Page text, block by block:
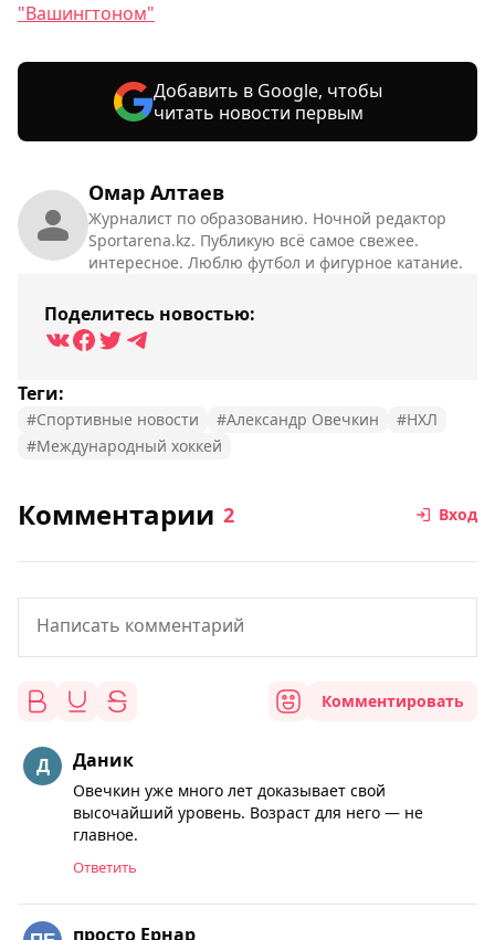
Омар Алтаев
Журналист по образованию. Ночной редактор
Sportarena.kz. Публикую всё самое свежее.
интересное. Люблю футбол и фигурное катание.
Поделитесь новостью:
Теги:
#Спортивные новости #Александр Овечкин
#НХЛ
#Международный хоккей
"Вашингтоном"
Добавить в Google, чтобы
читать новости первым
Комментарии 2 Вход
Комментировать
Даник
Овечкин уже много лет доказывает свой
высочайший уровень. Возраст для него — не
главное.
Ответить
просто Ернар